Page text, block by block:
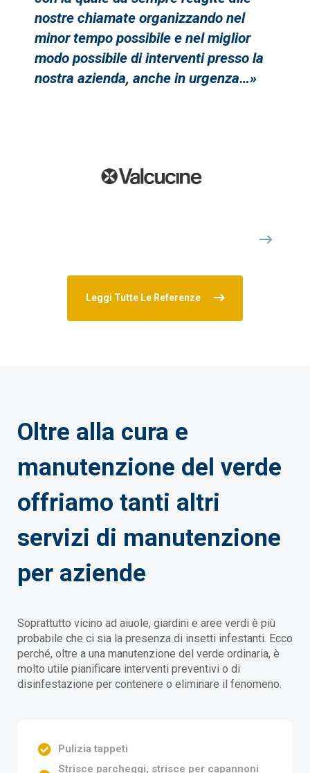
nostre chiamate organizzando nel
minor tempo possibile e nel miglior
modo possibile di interventi presso la
nostra azienda, anche in urgenza…»
Leggi Tutte Le Referenze
Oltre alla cura e
manutenzione del verde
offriamo tanti altri
servizi di manutenzione
per aziende
Soprattutto vicino ad aiuole, giardini e aree verdi è più
probabile che ci sia la presenza di insetti infestanti. Ecco
perché, oltre a una manutenzione del verde ordinaria, è
molto utile pianificare interventi preventivi o di
disinfestazione per contenere o eliminare il fenomeno.
Pulizia tappeti
Strisce parcheggi, strisce per capannoni